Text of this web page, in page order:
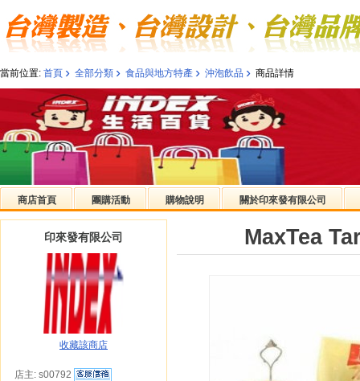
當前位置: 首頁 › 全部分類 › 食品與地方特產 › 沖泡飲品 › 商品詳情
商店首頁 團購活動 購物說明 關於印來發有限公司
印來發有限公司
收藏該商店
店主: s00792
MaxTea